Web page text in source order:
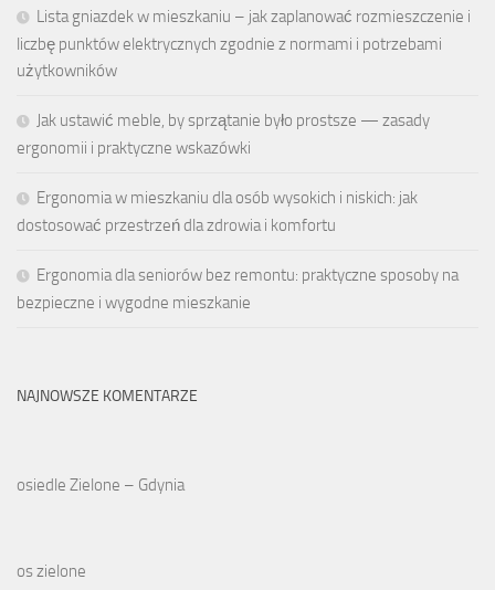
Lista gniazdek w mieszkaniu – jak zaplanować rozmieszczenie i
liczbę punktów elektrycznych zgodnie z normami i potrzebami
użytkowników
Jak ustawić meble, by sprzątanie było prostsze — zasady
ergonomii i praktyczne wskazówki
Ergonomia w mieszkaniu dla osób wysokich i niskich: jak
dostosować przestrzeń dla zdrowia i komfortu
Ergonomia dla seniorów bez remontu: praktyczne sposoby na
bezpieczne i wygodne mieszkanie
NAJNOWSZE KOMENTARZE
osiedle Zielone – Gdynia
os zielone